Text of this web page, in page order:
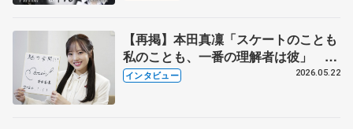
【再掲】本田真凜「スケートのことも
私のことも、一番の理解者は彼」 引
退時の単独インタビューで語った競技
インタビュー 2026.05.22